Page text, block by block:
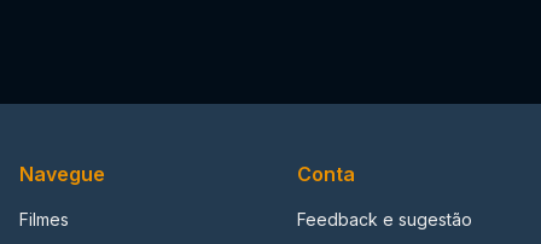
Navegue
Filmes
Conta
Feedback e sugestão